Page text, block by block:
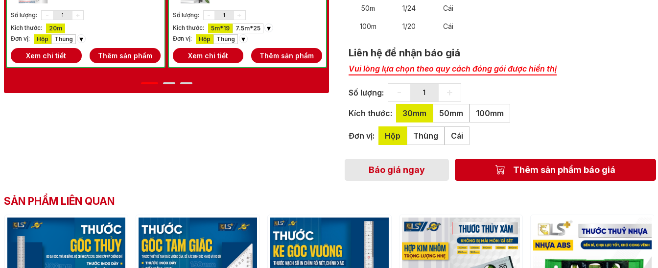
Số lượng:
Kích thước:
20m
Đơn vị:
Hộp Thùng ▾
Xem chi tiết Thêm sản phẩm
Số lượng:
Kích thước: 5m*19 7.5m*25 ▾
Đơn vị: Hộp Thùng ▾
Xem chi tiết Thêm sản phẩm
Kích thước: 200mm 250mm
Xem chi tiết Thêm sản phẩm
50m 1/24 Cái
100m 1/20 Cái
Liên hệ để nhận báo giá
Vui lòng lựa chọn theo quy cách đóng gói được hiển thị
Số lượng:
Kích thước: 30mm 50mm 100mm
Đơn vị: Hộp Thùng Cái
Báo giá ngay Thêm sản phẩm báo giá
SẢN PHẨM LIÊN QUAN
Máy đo khoảng cách LS+